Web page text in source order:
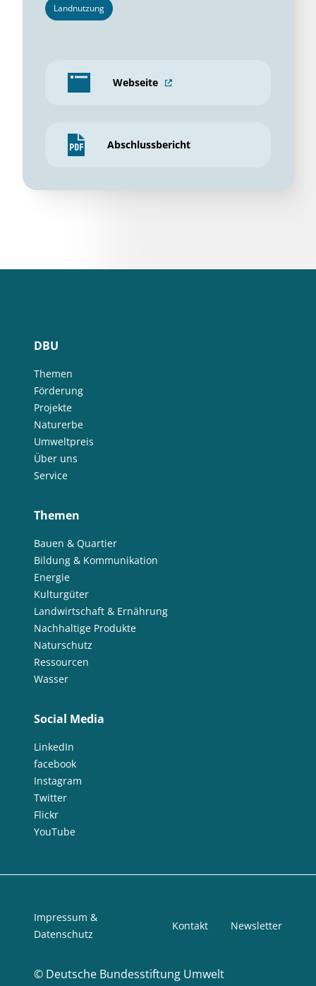
Landnutzung
Webseite
Abschlussbericht
DBU
Themen
Förderung
Projekte
Naturerbe
Umweltpreis
Über uns
Service
Themen
Bauen & Quartier
Bildung & Kommunikation
Energie
Kulturgüter
Landwirtschaft & Ernährung
Nachhaltige Produkte
Naturschutz
Ressourcen
Wasser
Social Media
LinkedIn
facebook
Instagram
Twitter
Flickr
YouTube
© Deutsche Bundesstiftung Umwelt
Impressum &
Datenschutz
Kontakt Newsletter